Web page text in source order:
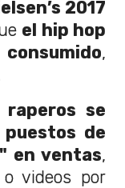
2017
el hip hop
,
raperos se
de
en ventas,
videos por